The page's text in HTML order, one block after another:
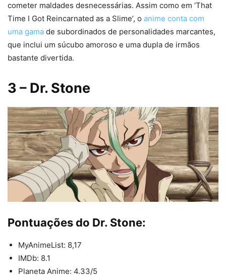
cometer maldades desnecessárias. Assim como em ‘That
Time I Got Reincarnated as a Slime’, o anime conta com
uma gama de subordinados de personalidades marcantes,
que inclui um súcubo amoroso e uma dupla de irmãos
bastante divertida.
3 – Dr. Stone
Pontuações do Dr. Stone:
MyAnimeList: 8,17
IMDb: 8.1
Planeta Anime: 4.33/5